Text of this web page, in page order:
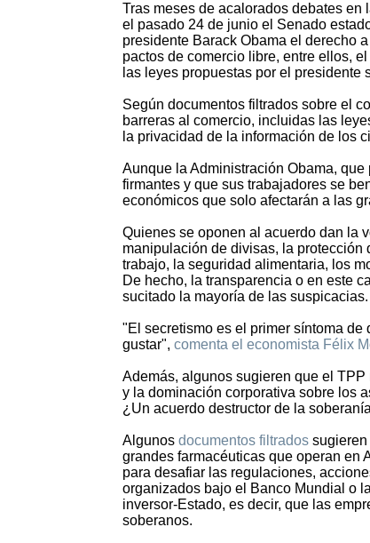
Tras meses de acalorados debates
el pasado 24 de junio el Senado
presidente Barack Obama el derecho
pactos de comercio libre, entre ellos,
las leyes propuestas por el
Según documentos filtrados sobre el
barreras al comercio, incluidas las
la privacidad de la información de los
Aunque la Administración Obama,
firmantes y que sus trabajadores se
económicos que solo afectarán a las
Quienes se oponen al acuerdo dan la
manipulación de divisas, la
trabajo, la seguridad alimentaria, los
De hecho, la transparencia o en este
sucitado la mayoría de las suspicacias.
"El secretismo es el primer síntoma
gustar", comenta el economista Félix
Además, algunos sugieren que el
y la dominación corporativa sobre los
¿Un acuerdo destructor de la
Algunos documentos filtrados
grandes farmacéuticas que operan en
para desafiar las regulaciones,
organizados bajo el Banco Mundial o
inversor-Estado, es decir, que las
soberanos.